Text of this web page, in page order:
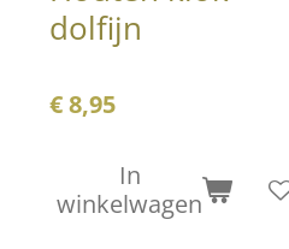
dolfijn
€ 8,95
In
winkelwagen